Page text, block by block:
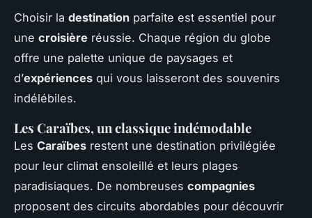
Choisir la destination parfaite est essentiel pour
une croisière réussie. Chaque région du globe
offre une palette unique de paysages et
d’expériences qui vous laisseront des souvenirs
indélébiles.
Les Caraïbes, un classique indémodable
Les Caraïbes restent une destination privilégiée
pour leur climat ensoleillé et leurs plages
paradisiaques. De nombreuses compagnies
proposent des circuits abordables pour découvrir